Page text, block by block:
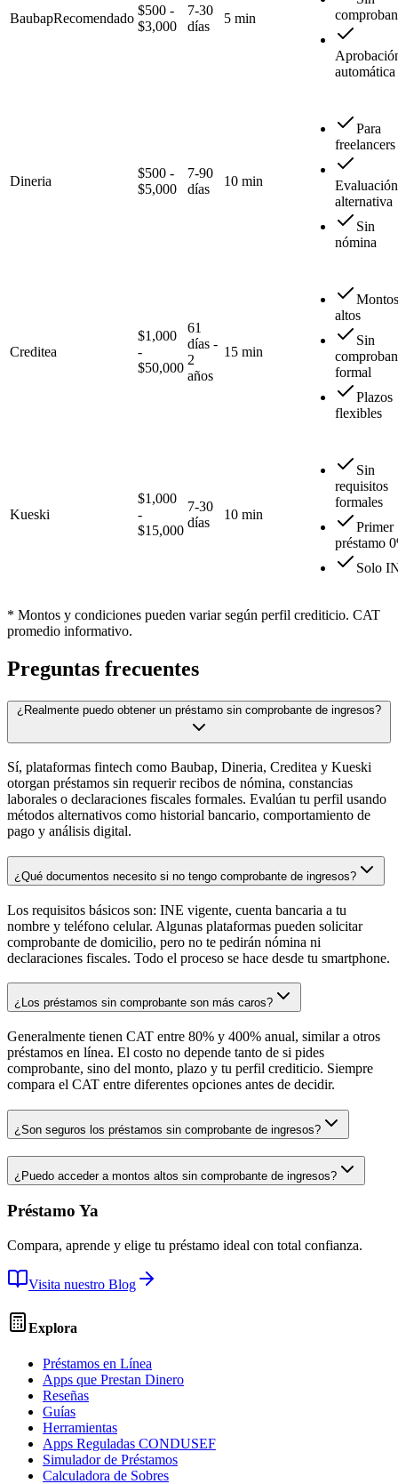
BaubapRecomendado
$500 -
$3,000
7-30
días
5 min
automática
Dineria
$500 -
$5,000
7-90
días
10 min
Para
freelancers
Evaluación
alternativa
Sin
nómina
Creditea
$1,000
-
$50,000
61
días -
2
años
15 min
Montos
altos
Sin
formal
Plazos
flexibles
Kueski
$1,000
-
$15,000
7-30
días
10 min
Sin
requisitos
formales
Primer
préstamo
Solo
* Montos y condiciones pueden variar según perfil crediticio. CAT
promedio informativo.
Preguntas frecuentes
¿Realmente puedo obtener un préstamo sin comprobante de ingresos?
Sí, plataformas fintech como Baubap, Dineria, Creditea y Kueski
otorgan préstamos sin requerir recibos de nómina, constancias
laborales o declaraciones fiscales formales. Evalúan tu perfil usando
métodos alternativos como historial bancario, comportamiento de
pago y análisis digital.
¿Qué documentos necesito si no tengo comprobante de ingresos?
Los requisitos básicos son: INE vigente, cuenta bancaria a tu
nombre y teléfono celular. Algunas plataformas pueden solicitar
comprobante de domicilio, pero no te pedirán nómina ni
declaraciones fiscales. Todo el proceso se hace desde tu smartphone.
¿Los préstamos sin comprobante son más caros?
Generalmente tienen CAT entre 80% y 400% anual, similar a otros
préstamos en línea. El costo no depende tanto de si pides
comprobante, sino del monto, plazo y tu perfil crediticio. Siempre
compara el CAT entre diferentes opciones antes de decidir.
¿Son seguros los préstamos sin comprobante de ingresos?
¿Puedo acceder a montos altos sin comprobante de ingresos?
Préstamo Ya
Compara, aprende y elige tu préstamo ideal con total confianza.
Visita nuestro Blog
Explora
Préstamos en Línea
Apps que Prestan Dinero
Reseñas
Guías
Herramientas
Apps Reguladas CONDUSEF
Simulador de Préstamos
Calculadora de Sobres